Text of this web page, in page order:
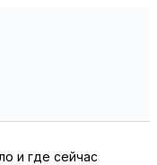
и где сейчас